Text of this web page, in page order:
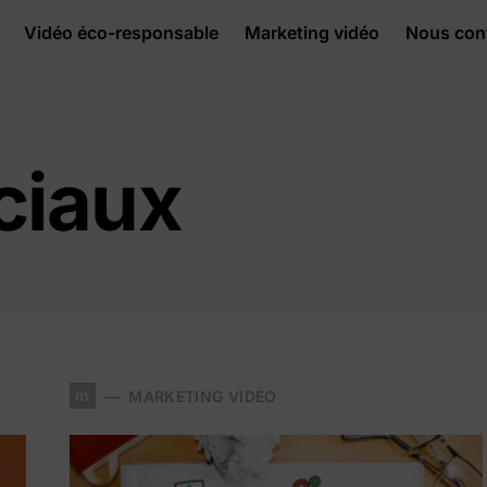
Vidéo éco-responsable Marketing vidéo Nous
MARKETING VIDÉO